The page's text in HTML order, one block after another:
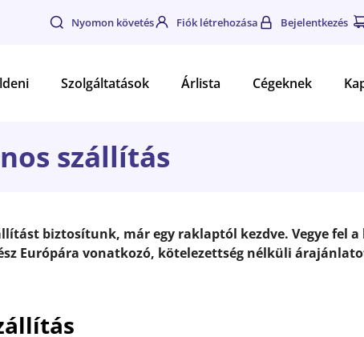
Bejelentkezés
Fiók létrehozása
Nyomon követés
Szolgáltatások Árlista Cégeknek
szállítás
biztosítunk, már egy raklaptól kezdve. Vegye fel
Európára vonatkozó, kötelezettség nélküli